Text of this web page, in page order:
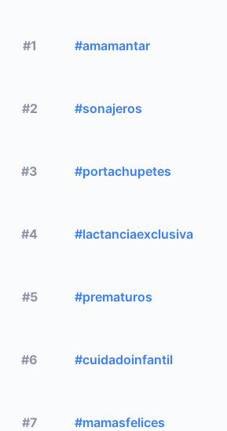
#1 #amamantar
#2 #sonajeros
#3 #portachupetes
#4 #lactanciaexclusiva
#5 #prematuros
#6 #cuidadoinfantil
#7 #mamasfelices